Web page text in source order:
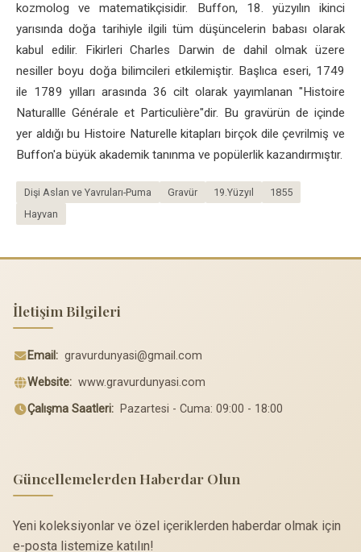
kozmolog ve matematikçisidir. Buffon, 18. yüzyılın ikinci
yarısında doğa tarihiyle ilgili tüm düşüncelerin babası olarak
kabul edilir. Fikirleri Charles Darwin de dahil olmak üzere
nesiller boyu doğa bilimcileri etkilemiştir. Başlıca eseri, 1749
ile 1789 yılları arasında 36 cilt olarak yayımlanan "Histoire
Naturallle Générale et Particulière"dir. Bu gravürün de içinde
yer aldığı bu Histoire Naturelle kitapları birçok dile çevrilmiş ve
Buffon'a büyük akademik tanınma ve popülerlik kazandırmıştır.
Dişi Aslan ve Yavruları-Puma Gravür 19.Yüzyıl
1855
Hayvan
İletişim Bilgileri
Email: gravurdunyasi@gmail.com
Website: www.gravurdunyasi.com
Çalışma Saatleri: Pazartesi - Cuma: 09:00 - 18:00
Güncellemelerden Haberdar Olun
Yeni koleksiyonlar ve özel içeriklerden haberdar olmak için
e-posta listemize katılın!